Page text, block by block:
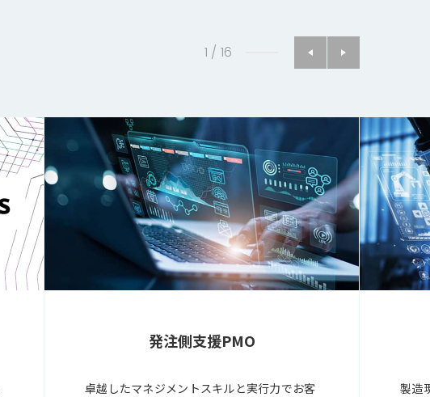
1 / 16
発注側支援PMO
卓越したマネジメントスキルと実行力でお客
製造